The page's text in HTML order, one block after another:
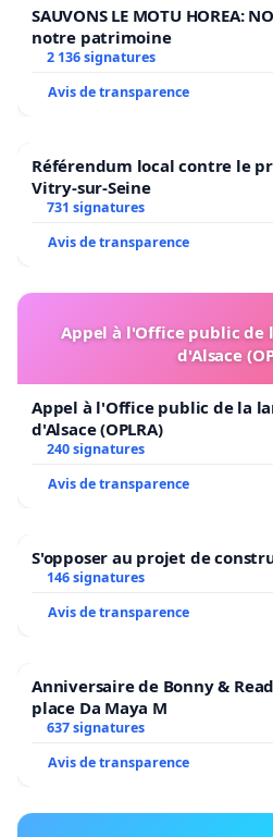
SAUVONS LE MOTU HOREA:
notre patrimoine
2 136 signatures
Avis de transparence
Référendum local contre le
Vitry-sur-Seine
731 signatures
Avis de transparence
Appel à l'Office public de
d'Alsace
Appel à l'Office public de la
d'Alsace (OPLRA)
240 signatures
Avis de transparence
S'opposer au projet de
146 signatures
Avis de transparence
Anniversaire de Bonny &
place Da Maya M
637 signatures
Avis de transparence